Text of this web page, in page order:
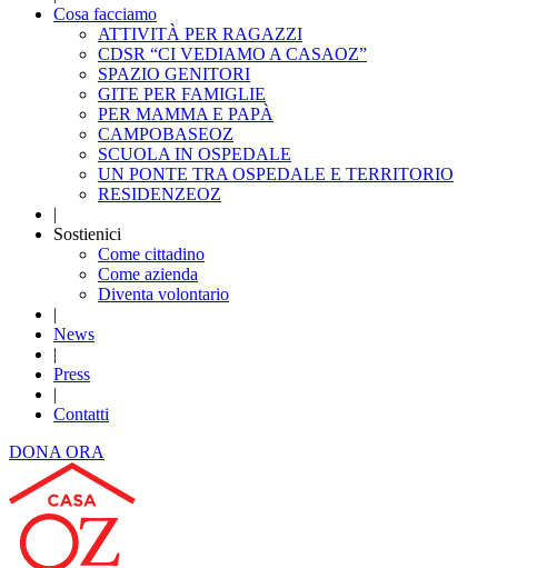
Cosa facciamo
ATTIVITÀ PER RAGAZZI
CDSR “CI VEDIAMO A CASAOZ”
SPAZIO GENITORI
GITE PER FAMIGLIE
PER MAMMA E PAPÀ
CAMPOBASEOZ
SCUOLA IN OSPEDALE
UN PONTE TRA OSPEDALE E TERRITORIO
RESIDENZEOZ
|
Sostienici
Come cittadino
Come azienda
Diventa volontario
|
News
|
Press
|
Contatti
DONA ORA